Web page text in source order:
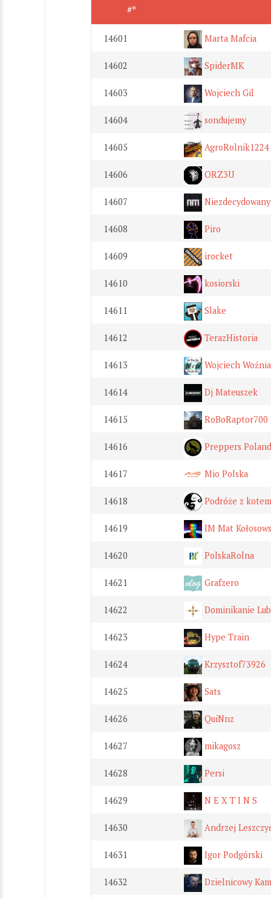
#*
14601 Marta Mafcia
14602 SpiderMK
14603 Wojciech Gil
14604 sondujemy
14605 AgroRolnik1224
14606 ORZ3U
14607
14608 Piro
14609 irocket
14610 kosiorski
14611 Slake
14612 TerazHistoria
14613 Wojciech
14614 Dj Mateuszek
14615 RoBoRaptor700
14616 Preppers Poland
14617 Mio Polska
14618 Podróże z kotem
14619 IM Mat
14620 PolskaRolna
14621 Grafzero
14622 Dominikanie
14623 Hype Train
14624 Krzysztof73926
14625 Sats
14626 QuiNnz
14627 mikagosz
14628 Persi
14629 N E X T I N S
14630 Andrzej
14631 Igor Podgórski
14632 Dzielnicowy